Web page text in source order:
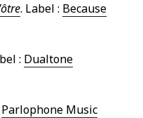
. Label : Because
: Dualtone
Parlophone Music